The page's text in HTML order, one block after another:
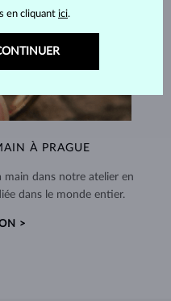
À PRAGUE
main dans notre atelier en
dans le monde entier.
>
en cliquant ici.